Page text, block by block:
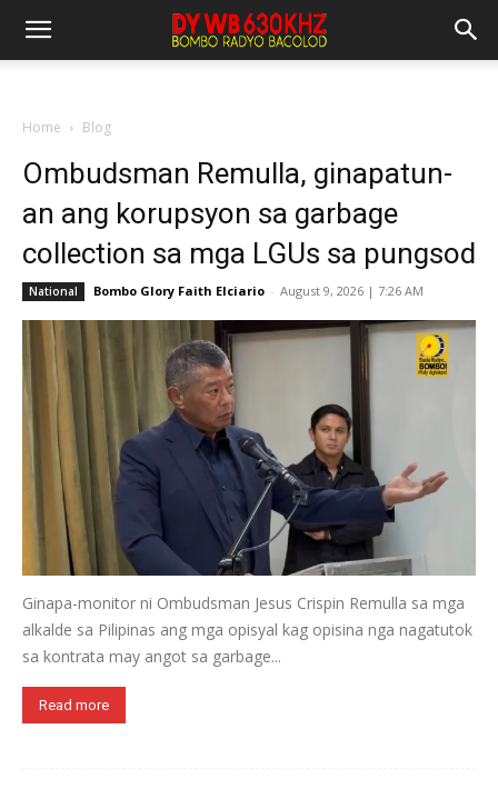
Home Blog
Ombudsman Remulla, ginapatun-
an ang korupsyon sa garbage
collection sa mga LGUs sa pungsod
National Bombo Glory Faith Elciario - August 9, 2026 | 7:26 AM
Ginapa-monitor ni Ombudsman Jesus Crispin Remulla sa mga
alkalde sa Pilipinas ang mga opisyal kag opisina nga nagatutok
sa kontrata may angot sa garbage...
Read more